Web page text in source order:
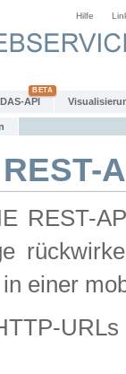
Hilfe
API
REST-
einer